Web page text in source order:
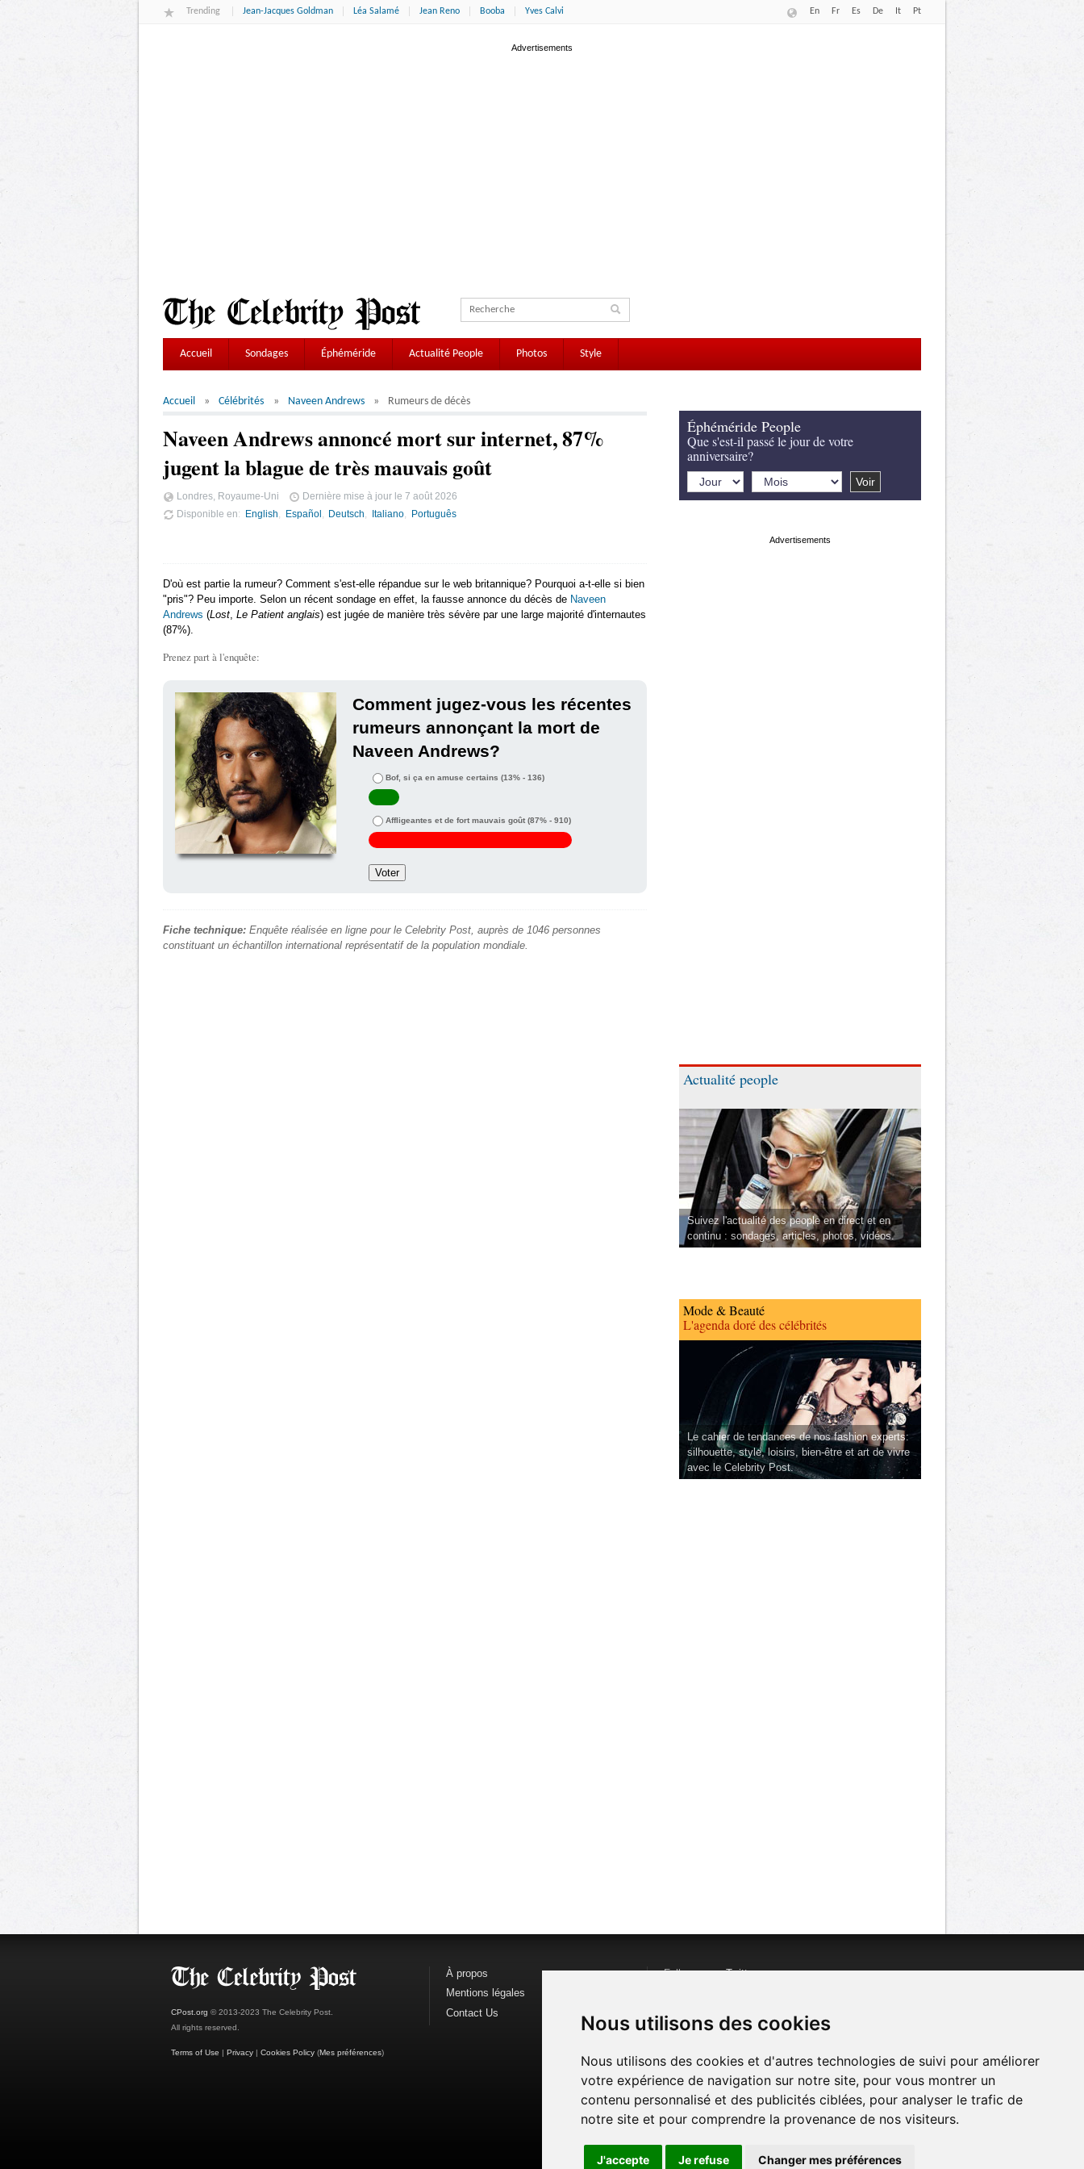
Nous utilisons des cookies
Nous utilisons des cookies et d'autres technologies de suivi pour améliorer
votre expérience de navigation sur notre site, pour vous montrer un
contenu personnalisé et des publicités ciblées, pour analyser le trafic de
notre site et pour comprendre la provenance de nos visiteurs.
J'accepte Je refuse Changer mes préférences
Trending Jean-Jacques Goldman Léa Salamé Jean Reno Booba Yves Calvi En Fr Es De It Pt
Accueil Sondages Éphéméride Actualité People Photos Style
Accueil Célébrités Naveen Andrews Rumeurs de décès
Naveen Andrews annoncé mort sur internet, 87%
jugent la blague de très mauvais goût
Londres, Royaume-Uni Dernière mise à jour le 7 août 2026
Disponible en
English Español Deutsch Italiano Português
D'où est partie la rumeur? Comment s'est-elle répandue sur le web britannique? Pourquoi a-t-elle si bien
"pris"? Peu importe. Selon un récent sondage en effet, la fausse annonce du décès de Naveen
Andrews (Lost Le Patient anglais) est jugée de manière très sévère par une large majorité d'internautes
(87%).
Prenez part à l'enquête:
Comment jugez-vous les récentes
rumeurs annonçant la mort de
Naveen Andrews?
Bof, si ça en amuse certains (13% - 136)
Affligeantes et de fort mauvais goût (87% - 910)
Fiche technique: Enquête réalisée en ligne pour le Celebrity Post, auprès de 1046 personnes
constituant un échantillon international représentatif de la population mondiale.
Éphéméride People
Que s'est-il passé le jour de votre
anniversaire?
Actualité people
Suivez l'actualité des people en direct et en
continu : sondages, articles, photos, vidéos.
Mode & Beauté
L'agenda doré des célébrités
Le cahier de tendances de nos fashion experts:
silhouette, style, loisirs, bien-être et art de vivre
avec le Celebrity Post.
CPost.org © 2013-2023 The Celebrity Post.
All rights reserved.
Terms of Use | Privacy | Cookies Policy (Mes préférences)
À propos
Mentions légales
Contact Us
Follow us onTwitter
Watch us on